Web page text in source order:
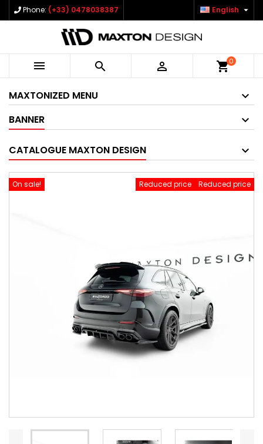
Phone: (+33) 0478038387 English 
   shopping_cart0
MAXTONIZED MENU
BANNER
CATALOGUE MAXTON DESIGN
On sale! Reduced price
Reduced price